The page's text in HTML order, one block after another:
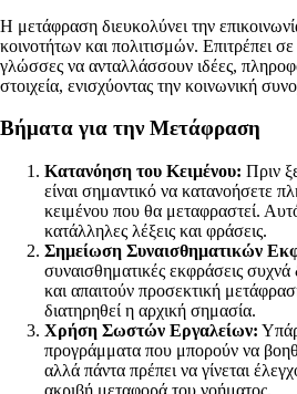
Η μετάφραση διευκολύνει την
κοινοτήτων και πολιτισμών. Επιτρέπει
γλώσσες να ανταλλάσσουν ιδέες,
στοιχεία, ενισχύοντας την κοινωνική
Βήματα για την Μετάφραση
Κατανόηση του Κειμένου: Πριν
είναι σημαντικό να κατανοήσετε
κειμένου που θα μεταφραστεί.
κατάλληλες λέξεις και φράσεις.
Σημείωση Συναισθηματικών
συναισθηματικές εκφράσεις
και απαιτούν προσεκτική
διατηρηθεί η αρχική σημασία.
Χρήση Σωστών Εργαλείων:
προγράμματα που μπορούν να
αλλά πάντα πρέπει να γίνεται
ακριβή μεταφορά του νοήματος.